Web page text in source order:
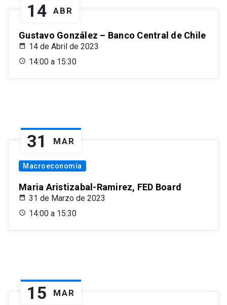
14 ABR
Gustavo González – Banco Central de Chile
14 de Abril de 2023
14:00 a 15:30
31 MAR
Macroeconomía
Maria Aristizabal-Ramirez, FED Board
31 de Marzo de 2023
14:00 a 15:30
15 MAR